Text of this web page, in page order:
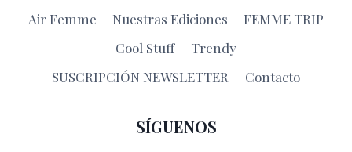
Air Femme Nuestras Ediciones
FEMME TRIP
Cool Stuff
Trendy
SUSCRIPCIÓN NEWSLETTER
Contacto
SÍGUENOS